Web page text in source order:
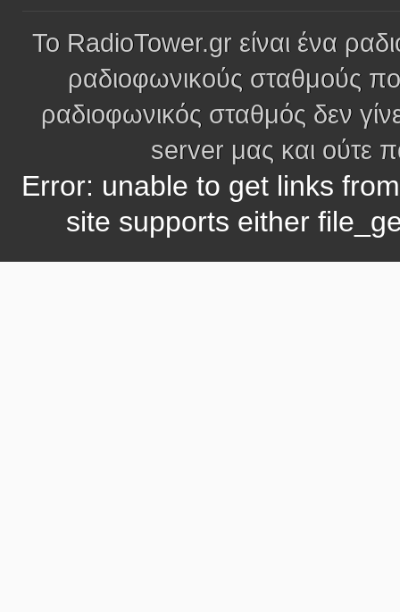
Το RadioTower.gr είναι ένα
ραδιοφωνικούς σταθμούς
ραδιοφωνικός σταθμός δεν
server μας και ούτε
Error: unable to get links
site supports either